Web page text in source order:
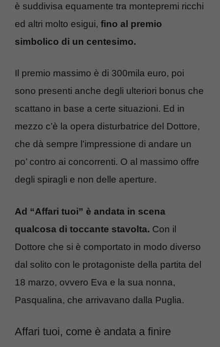
è suddivisa equamente tra montepremi ricchi
ed altri molto esigui, fino al premio
simbolico di un centesimo.
Il premio massimo è di 300mila euro, poi
sono presenti anche degli ulteriori bonus che
scattano in base a certe situazioni. Ed in
mezzo c’è la opera disturbatrice del Dottore,
che dà sempre l’impressione di andare un
po’ contro ai concorrenti. O al massimo offre
degli spiragli e non delle aperture.
Ad “Affari tuoi” è andata in scena
qualcosa di toccante stavolta. Con il
Dottore che si è comportato in modo diverso
dal solito con le protagoniste della partita del
18 marzo, ovvero Eva e la sua nonna,
Pasqualina, che arrivavano dalla Puglia.
Affari tuoi, come è andata a finire